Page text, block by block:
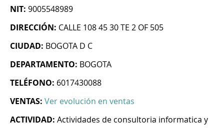
NIT: 9005548989
DIRECCIÓN: CALLE 108 45 30 TE 2 OF 505
CIUDAD: BOGOTA D C
DEPARTAMENTO: BOGOTA
TELÉFONO: 6017430088
VENTAS: Ver evolución en ventas
ACTIVIDAD: Actividades de consultoria informatica y